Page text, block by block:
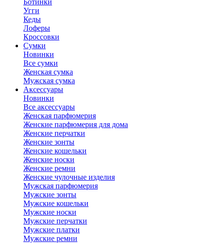
Ботинки
Угги
Кеды
Лоферы
Кроссовки
Сумки
Новинки
Все сумки
Женская сумка
Мужская сумка
Аксессуары
Новинки
Все аксессуары
Женская парфюмерия
Женские парфюмерия для дома
Женские перчатки
Женские зонты
Женские кошельки
Женские носки
Женские ремни
Женские чулочные изделия
Мужская парфюмерия
Мужские зонты
Мужские кошельки
Мужские носки
Мужские перчатки
Мужские платки
Мужские ремни